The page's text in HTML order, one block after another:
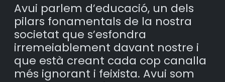
Avui parlem d’educació, un dels
pilars fonamentals de la nostra
societat que s’esfondra
irremeiablement davant nostre i
que està creant cada cop canalla
més ignorant i feixista. Avui som